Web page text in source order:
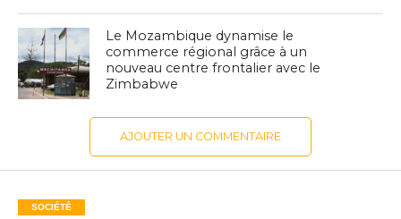
Le Mozambique dynamise le
commerce régional grâce à un
nouveau centre frontalier avec le
Zimbabwe
AJOUTER UN COMMENTAIRE
SOCIÉTÉ